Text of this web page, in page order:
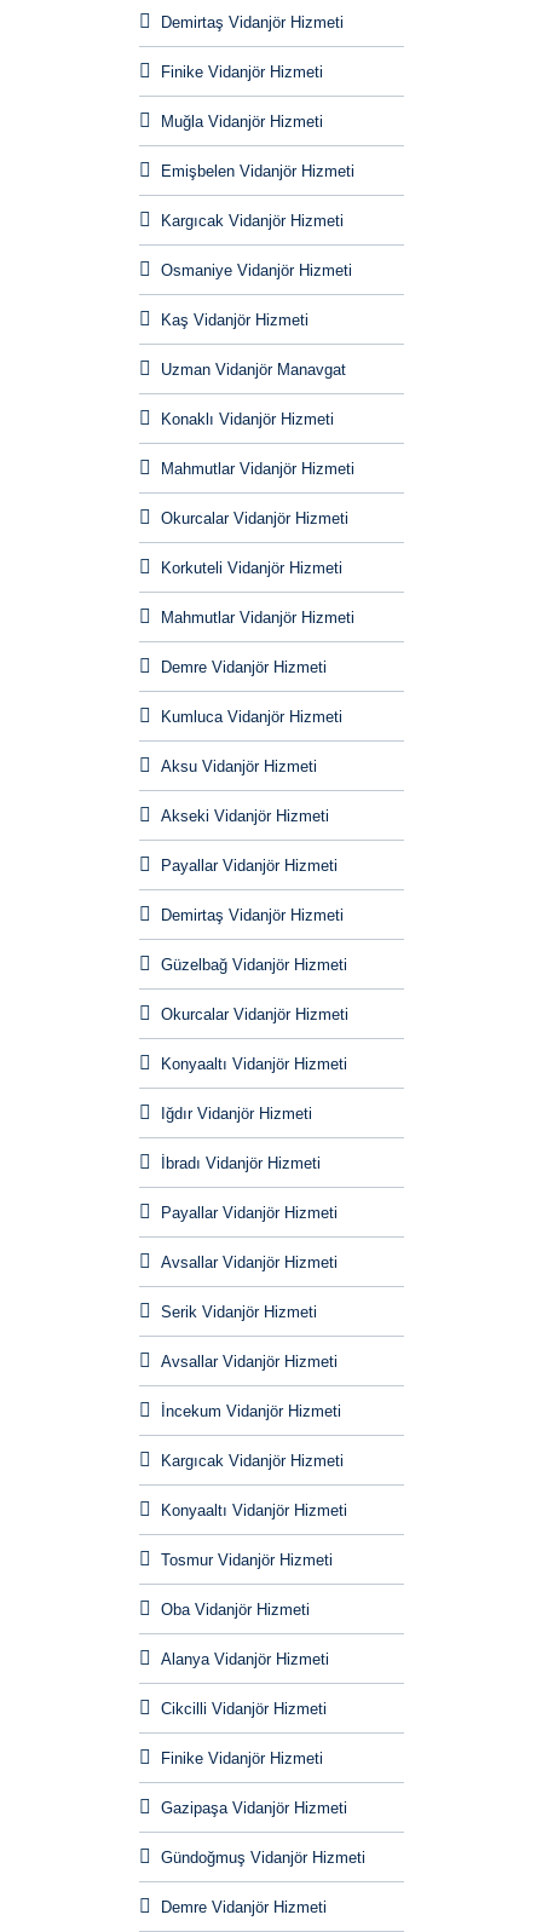
Demirtaş Vidanjör Hizmeti
Finike Vidanjör Hizmeti
Muğla Vidanjör Hizmeti
Emişbelen Vidanjör Hizmeti
Kargıcak Vidanjör Hizmeti
Osmaniye Vidanjör Hizmeti
Kaş Vidanjör Hizmeti
Uzman Vidanjör Manavgat
Konaklı Vidanjör Hizmeti
Mahmutlar Vidanjör Hizmeti
Okurcalar Vidanjör Hizmeti
Korkuteli Vidanjör Hizmeti
Mahmutlar Vidanjör Hizmeti
Demre Vidanjör Hizmeti
Kumluca Vidanjör Hizmeti
Aksu Vidanjör Hizmeti
Akseki Vidanjör Hizmeti
Payallar Vidanjör Hizmeti
Demirtaş Vidanjör Hizmeti
Güzelbağ Vidanjör Hizmeti
Okurcalar Vidanjör Hizmeti
Konyaaltı Vidanjör Hizmeti
Iğdır Vidanjör Hizmeti
İbradı Vidanjör Hizmeti
Payallar Vidanjör Hizmeti
Avsallar Vidanjör Hizmeti
Serik Vidanjör Hizmeti
Avsallar Vidanjör Hizmeti
İncekum Vidanjör Hizmeti
Kargıcak Vidanjör Hizmeti
Konyaaltı Vidanjör Hizmeti
Tosmur Vidanjör Hizmeti
Oba Vidanjör Hizmeti
Alanya Vidanjör Hizmeti
Cikcilli Vidanjör Hizmeti
Finike Vidanjör Hizmeti
Gazipaşa Vidanjör Hizmeti
Gündoğmuş Vidanjör Hizmeti
Demre Vidanjör Hizmeti